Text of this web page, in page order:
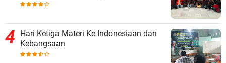
Hari Ketiga Materi Ke Indonesiaan dan
Kebangsaan